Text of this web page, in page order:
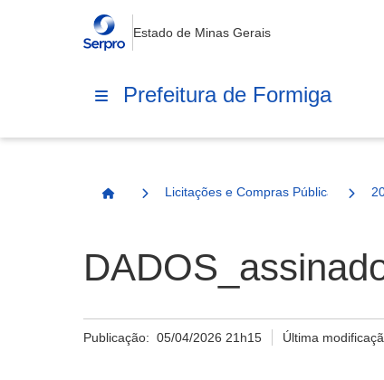
Estado de Minas Gerais
Prefeitura de Formiga
Página Inicial
Licitações e Compras Públicas
Publicação: 05/04/2026 21h15 Última